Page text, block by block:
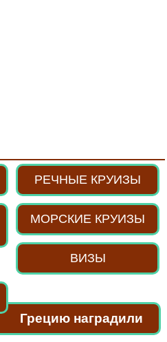
РЕЧНЫЕ КРУИЗЫ
МОРСКИЕ КРУИЗЫ
ВИЗЫ
Грецию наградили